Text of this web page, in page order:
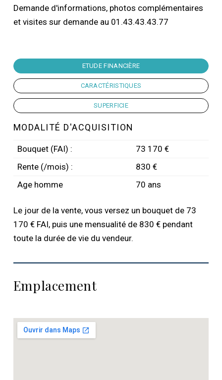
Demande d'informations, photos complémentaires
et visites sur demande au 01.43.43.43.77
ETUDE FINANCIÈRE
CARACTÉRISTIQUES
SUPERFICIE
MODALITÉ D'ACQUISITION
Bouquet (FAI) :
73 170 €
Rente (/mois) :
830 €
Age homme
70 ans
Le jour de la vente, vous versez un bouquet de 73
170 € FAI, puis une mensualité de 830 € pendant
toute la durée de vie du vendeur.
Emplacement